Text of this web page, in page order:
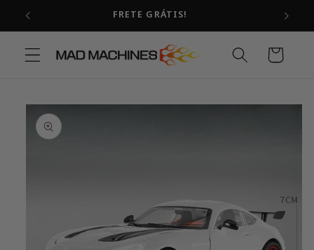
para o
conteúdo
FRETE GRÁTIS!
Carrinho
informações
do produto